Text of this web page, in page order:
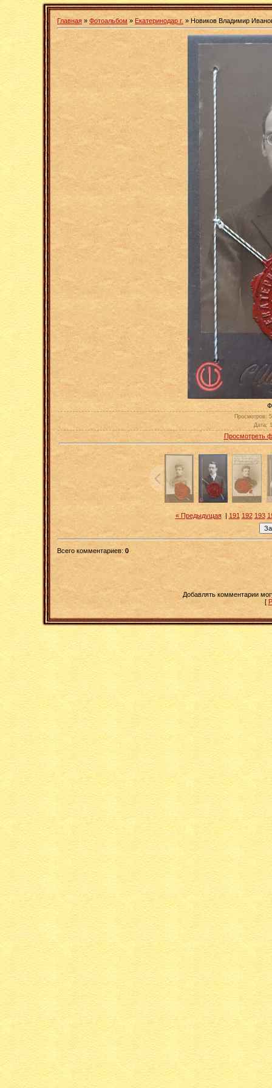
Главная » Фотоальбом» Екатеринодар г. » Новиков Владимир
Просмотров:
Дата:
Просмотреть
« Предыдущая| 191 192 193
Всего комментариев: 0
Добавлять комментарии
[